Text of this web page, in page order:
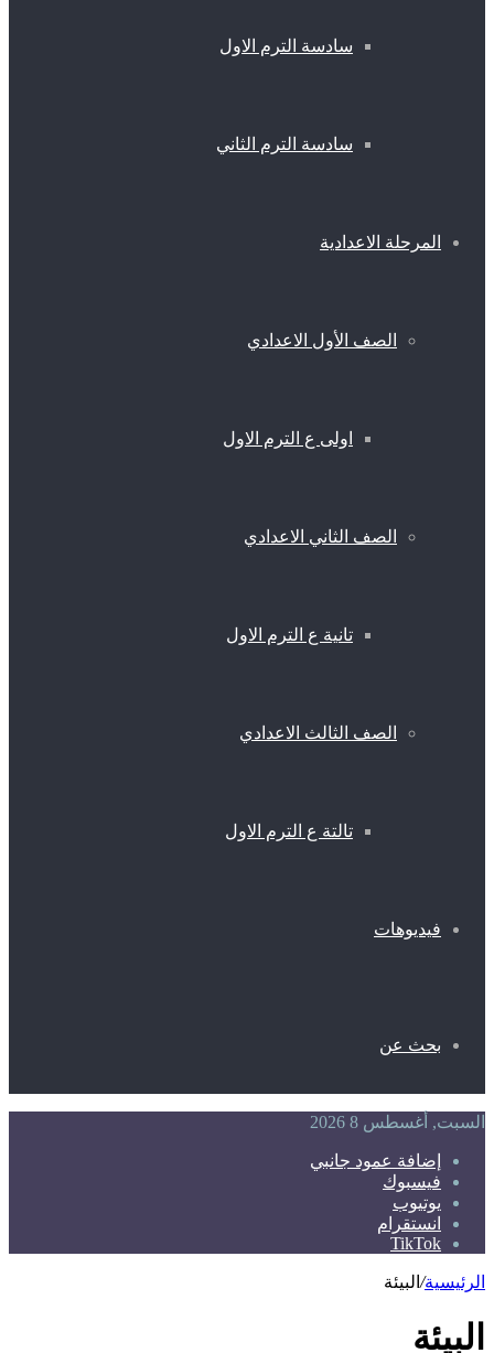
سادسة الترم الاول
سادسة الترم الثاني
المرحلة الاعدادية
الصف الأول الاعدادي
اولى ع الترم الاول
الصف الثاني الاعدادي
تانية ع الترم الاول
الصف الثالث الاعدادي
تالتة ع الترم الاول
فيديوهات
بحث عن
السبت, أغسطس 8 2026
إضافة عمود جانبي
فيسبوك
يوتيوب
انستقرام
TikTok
الرئيسية/ البيئة
البيئة